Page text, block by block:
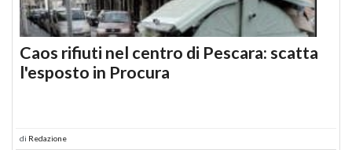
Caos rifiuti nel centro di Pescara: scatta
l'esposto in Procura
di Redazione